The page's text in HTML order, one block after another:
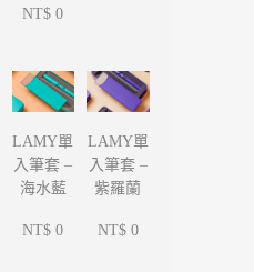
NT$ 0
LAMY單
入筆套 –
海水藍
NT$ 0
LAMY單
入筆套 –
紫羅蘭
NT$ 0